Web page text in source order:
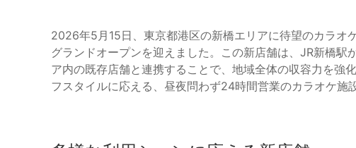
2026年5月15日、東京都港区の新橋エリアに待望のカラオ
グランドオープンを迎えました。この新店舗は、JR新橋駅
ア内の既存店舗と連携することで、地域全体の収容力を強
フスタイルに応える、昼夜問わず24時間営業のカラオケ施